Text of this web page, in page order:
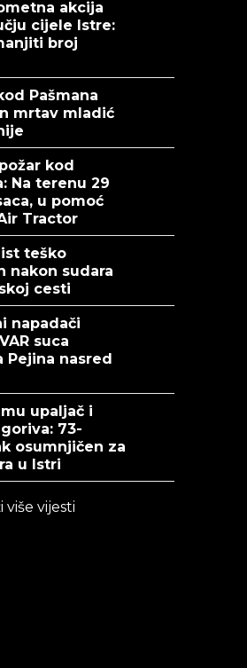
akcija
cijele Istre:
broj
Pašmana
mrtav mladić
kod
Na terenu 29
u pomoć
Tractor
teško
nakon sudara
cesti
napadači
suca
Pejina nasred
upaljač i
73-
osumnjičen za
u Istri
više vijesti